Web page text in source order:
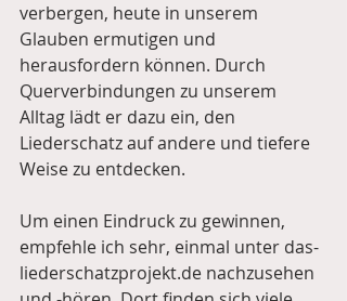
verbergen, heute in unserem
Glauben ermutigen und
herausfordern können. Durch
Querverbindungen zu unserem
Alltag lädt er dazu ein, den
Liederschatz auf andere und tiefere
Weise zu entdecken.
Um einen Eindruck zu gewinnen,
empfehle ich sehr, einmal unter das-
liederschatzprojekt.de nachzusehen